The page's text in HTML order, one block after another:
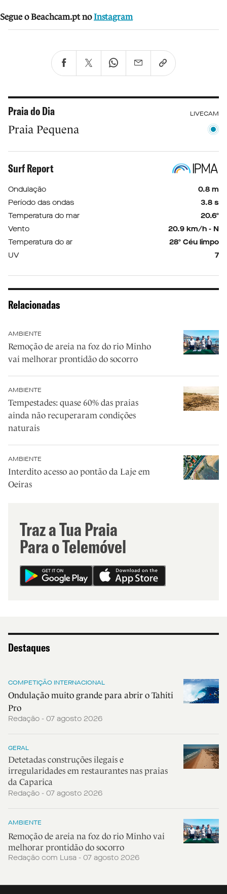
Segue o Beachcam.pt no Instagram
Praia do Dia LIVECAM
Praia Pequena
Surf Report
Ondulação
0.8 m
Período das ondas
3.8 s
Temperatura do mar
20.6º
Vento
20.9 km/h - N
Temperatura do ar
28º Céu limpo
UV
7
Relacionadas
AMBIENTE
Remoção de areia na foz do rio Minho
vai melhorar prontidão do socorro
AMBIENTE
Tempestades: quase 60% das praias
ainda não recuperaram condições
naturais
AMBIENTE
Interdito acesso ao pontão da Laje em
Oeiras
Traz a Tua Praia
Para o Telemóvel
Destaques
COMPETIÇÃO INTERNACIONAL
Ondulação muito grande para abrir o Tahiti
Pro
Redação - 07 agosto 2026
GERAL
Detetadas construções ilegais e
irregularidades em restaurantes nas praias
da Caparica
Redação - 07 agosto 2026
AMBIENTE
Remoção de areia na foz do rio Minho vai
melhorar prontidão do socorro
Redação com Lusa - 07 agosto 2026